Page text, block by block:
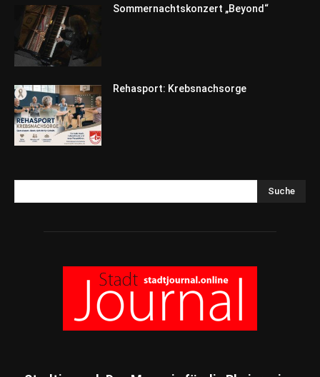
Sommernachtskonzert „Beyond“
Rehasport: Krebsnachsorge
Suche